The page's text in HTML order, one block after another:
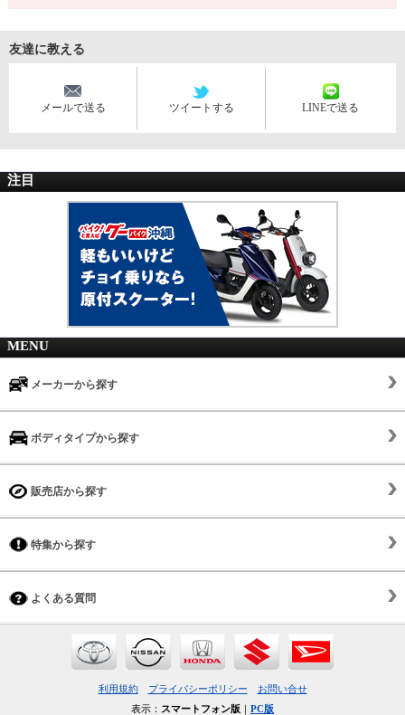
友達に教える
メールで送る ツイートする LINEで送る
注目
MENU
メーカーから探す
ボディタイプから探す
販売店から探す
特集から探す
よくある質問
利用規約 プライバシーポリシー
お問い合せ
表示： スマートフォン版 PC版